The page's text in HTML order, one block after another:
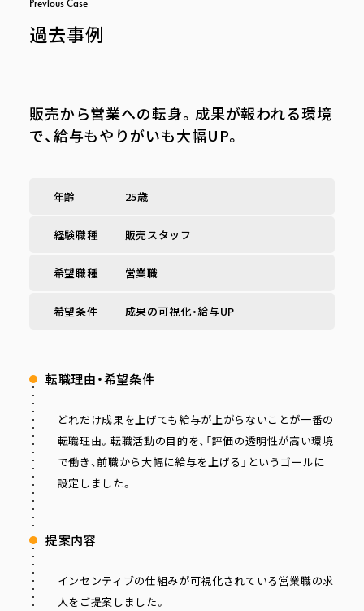
PreviousCase
過去事例
販売から営業への転身。成果が報われる環境
で、給与もやりがいも大幅UP。
年齢 25歳
経験職種 販売スタッフ
希望職種 営業職
希望条件 成果の可視化・給与UP
転職理由・希望条件
どれだけ成果を上げても給与が上がらないことが一番の
転職理由。転職活動の目的を、「評価の透明性が高い環境
で働き、前職から大幅に給与を上げる」というゴールに
設定しました。
提案内容
インセンティブの仕組みが可視化されている営業職の求
人をご提案しました。